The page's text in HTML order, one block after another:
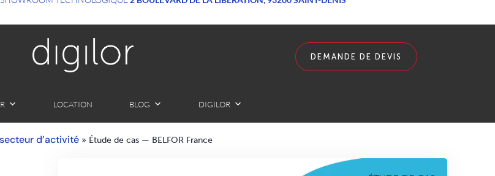
DEMANDE DE DEVIS
LOCATION BLOG DIGILOR
d’activité » Étude de cas — BELFOR France